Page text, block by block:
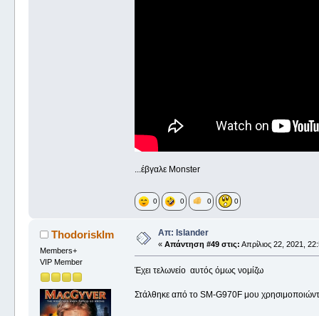
...έβγαλε Monster
0 0 0 0
Thodorisklm
Members+
VIP Member
Απ: Islander
« Απάντηση #49 στις: Απρίλιος 22, 2021,
Έχει τελωνείο αυτός όμως νομίζω
Στάλθηκε από το SM-G970F μου